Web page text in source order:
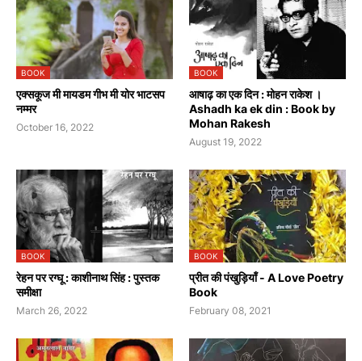
BOOK
एक्सकूज मी मायडम गीभ मी योर भाटसप
नम्मर
October 16, 2022
BOOK
आषाढ़ का एक दिन : मोहन राकेश ।
Ashadh ka ek din : Book by
Mohan Rakesh
August 19, 2022
BOOK
रेहन पर रग्घू : काशीनाथ सिंह : पुस्तक
समीक्षा
March 26, 2022
BOOK
प्रीत की पंखुड़ियाँ - A Love Poetry
Book
February 08, 2021